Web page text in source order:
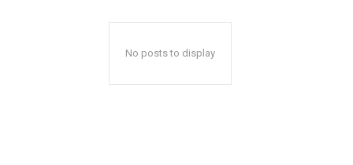
No posts to display